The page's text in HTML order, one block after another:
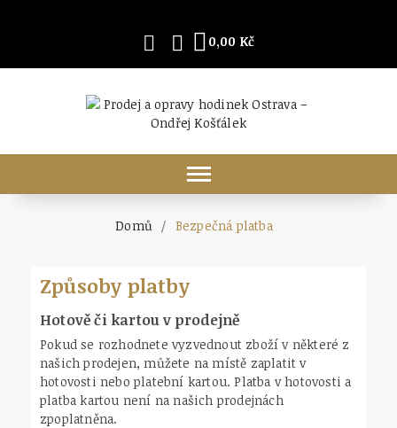
0,00 Kč
Domů Bezpečná platba
Způsoby platby
Hotově či kartou v prodejně
Pokud se rozhodnete vyzvednout zboží v některé z
našich prodejen, můžete na místě zaplatit v
hotovosti nebo platební kartou. Platba v hotovosti a
platba kartou není na našich prodejnách
zpoplatněna.